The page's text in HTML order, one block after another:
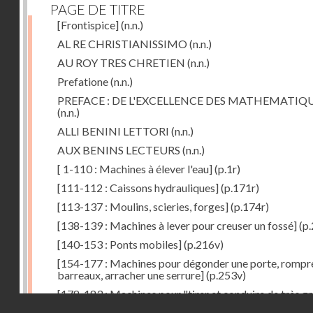
PAGE DE TITRE
[Frontispice](n.n.)
AL RE CHRISTIANISSIMO (n.n.)
AU ROY TRES CHRETIEN (n.n.)
Prefatione(n.n.)
PREFACE : DE L'EXCELLENCE DES
(n.n.)
ALLI BENINI LETTORI (n.n.)
AUX BENINS LECTEURS (n.n.)
[ 1-110 : Machines à élever l'eau](p.1r)
[111-112 : Caissons hydrauliques](p.171r)
[113-137 : Moulins, scieries, forges](p.174r)
[138-139 : Machines à lever pour creuser un fossé]
[140-153 : Ponts mobiles](p.216v)
[154-177 : Machines pour dégonder une porte,
barreaux, arracher une serrure](p.253v)
[178-183 : Machines pour "tirer et conduire de très